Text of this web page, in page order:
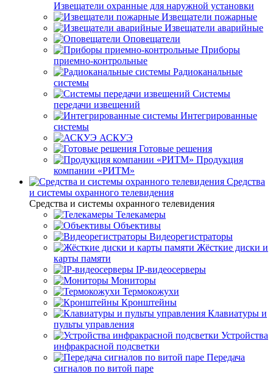
Извещатели охранные для наружной установки
Извещатели пожарные
Извещатели аварийные
Оповещатели
Приборы
приемно-контрольные
Радиоканальные
системы
Системы
передачи извещений
Интегрированные
системы
АСКУЭ
Готовые решения
Продукция
компании «РИТМ»
Средства
и системы охранного телевидения
Средства и системы охранного телевидения
Телекамеры
Объективы
Видеорегистраторы
Жёсткие диски и
карты памяти
IP-видеосерверы
Мониторы
Термокожухи
Кронштейны
Клавиатуры и
пульты управления
Устройства
инфракрасной подсветки
Передача
сигналов по витой паре